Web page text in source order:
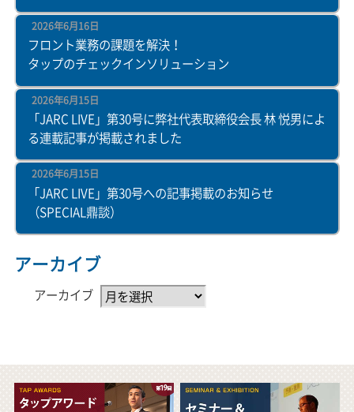
フロント業務の課題を解決！
タップのチェックインソリューション
2026年6月16日
「JARC LIVE」第30号に弊社代表取締役会長 林 悦男によ
る連載記事が掲載されました
2026年6月15日
「JARC LIVE」第30号への記事掲載のお知らせ
（SPECIAL鼎談）
2026年6月15日
アーカイブ
アーカイブ